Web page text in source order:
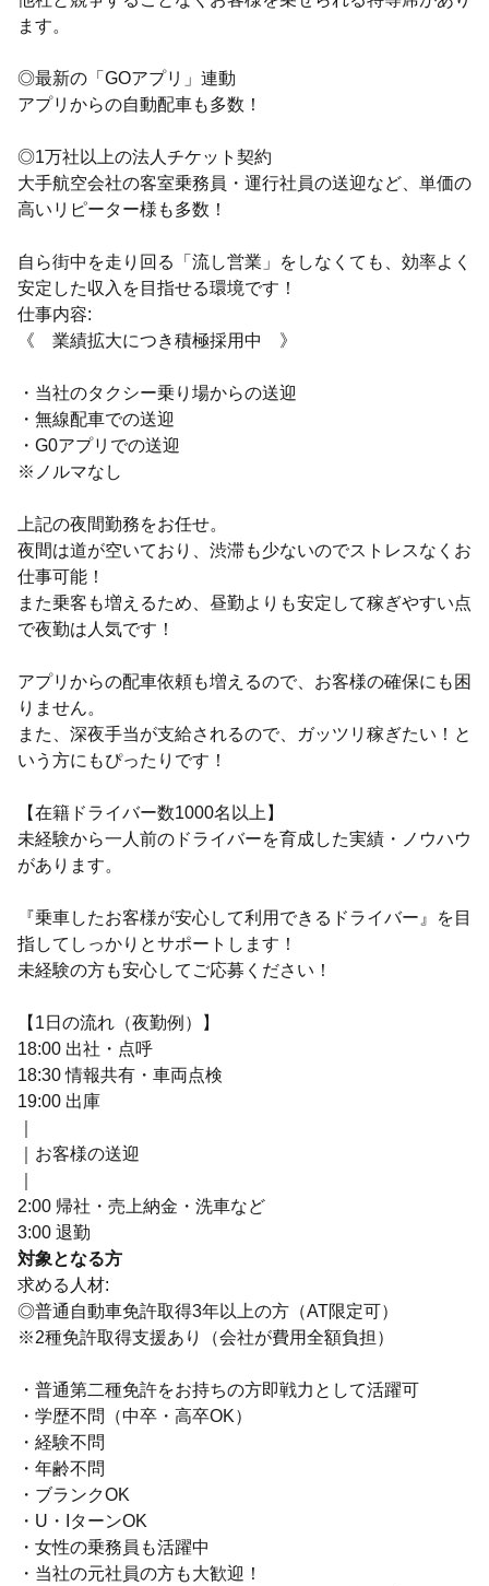
ます。
◎最新の「GOアプリ」連動
アプリからの自動配車も多数！
◎1万社以上の法人チケット契約
大手航空会社の客室乗務員・運行社員の送迎など、単価の
高いリピーター様も多数！
自ら街中を走り回る「流し営業」をしなくても、効率よく
安定した収入を目指せる環境です！
仕事内容:
《 業績拡大につき積極採用中 》
・当社のタクシー乗り場からの送迎
・無線配車での送迎
・G0アプリでの送迎
※ノルマなし
上記の夜間勤務をお任せ。
夜間は道が空いており、渋滞も少ないのでストレスなくお
仕事可能！
また乗客も増えるため、昼勤よりも安定して稼ぎやすい点
で夜勤は人気です！
アプリからの配車依頼も増えるので、お客様の確保にも困
りません。
また、深夜手当が支給されるので、ガッツリ稼ぎたい！と
いう方にもぴったりです！
【在籍ドライバー数1000名以上】
未経験から一人前のドライバーを育成した実績・ノウハウ
があります。
『乗車したお客様が安心して利用できるドライバー』を目
指してしっかりとサポートします！
未経験の方も安心してご応募ください！
【1日の流れ（夜勤例）】
18:00 出社・点呼
18:30 情報共有・車両点検
19:00 出庫
｜お客様の送迎
2:00 帰社・売上納金・洗車など
3:00 退勤
対象となる方
求める人材:
◎普通自動車免許取得3年以上の方（AT限定可）
※2種免許取得支援あり（会社が費用全額負担）
・普通第二種免許をお持ちの方即戦力として活躍可
・学歴不問（中卒・高卒OK）
・経験不問
・年齢不問
・ブランクOK
・U・IターンOK
・女性の乗務員も活躍中
・当社の元社員の方も大歓迎！